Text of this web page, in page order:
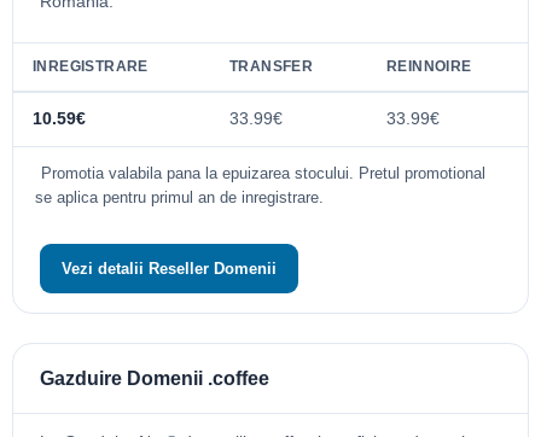
INREGISTRARE TRANSFER REINNOIRE
10.59€ 33.99€ 33.99€
Promotia valabila pana la epuizarea stocului. Pretul promotional
se aplica pentru primul an de inregistrare.
Vezi detalii Reseller Domenii
Gazduire Domenii .coffee